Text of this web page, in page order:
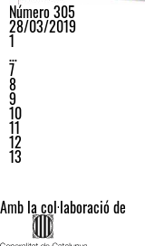
Número 305
28/03/2019
1
…
7
8
9
10
11
12
13
Amb la col·laboració de